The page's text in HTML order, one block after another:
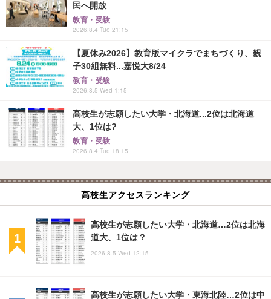
民へ開放
教育・受験
2026.8.4 Tue 21:15
【夏休み2026】教育版マイクラでまちづくり、親
子30組無料...嘉悦大8/24
教育・受験
2026.8.5 Wed 1:15
高校生が志願したい大学・北海道...2位は北海道
大、1位は?
教育・受験
2026.8.4 Tue 18:15
高校生アクセスランキング
高校生が志願したい大学・北海道…2位は北海
道大、1位は？
2026.8.5 Wed 12:15
高校生が志願したい大学・東海北陸…2位は中